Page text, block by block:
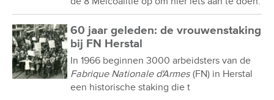
60 jaar geleden: de vrouwenstaking
bij FN Herstal
In 1966 beginnen 3000 arbeidsters van de
Fabrique Nationale d'Armes (FN) in Herstal
een historische staking die t